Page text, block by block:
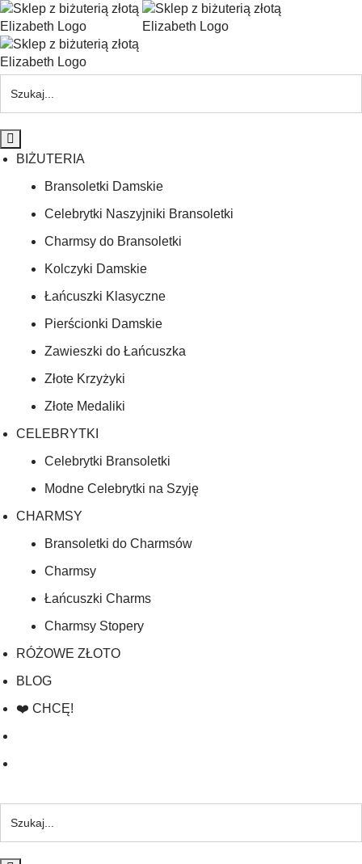
BIŻUTERIA
Bransoletki Damskie
Celebrytki Naszyjniki Bransoletki
Charmsy do Bransoletki
Kolczyki Damskie
Łańcuszki Klasyczne
Pierścionki Damskie
Zawieszki do Łańcuszka
Złote Krzyżyki
Złote Medaliki
CELEBRYTKI
Celebrytki Bransoletki
Modne Celebrytki na Szyję
CHARMSY
Bransoletki do Charmsów
Charmsy
Łańcuszki Charms
Charmsy Stopery
RÓŻOWE ZŁOTO
BLOG
❤️ CHCĘ!